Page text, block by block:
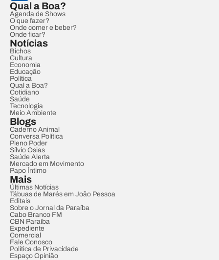
Qual a Boa?
Agenda de Shows
O que fazer?
Onde comer e beber?
Onde ficar?
Notícias
Bichos
Cultura
Economia
Educação
Política
Qual a Boa?
Cotidiano
Saúde
Tecnologia
Meio Ambiente
Blogs
Caderno Animal
Conversa Política
Pleno Poder
Sílvio Osias
Saúde Alerta
Mercado em Movimento
Papo Íntimo
Mais
Últimas Notícias
Tábuas de Marés em João Pessoa
Editais
Sobre o Jornal da Paraíba
Cabo Branco FM
CBN Paraíba
Expediente
Comercial
Fale Conosco
Política de Privacidade
Espaço Opinião